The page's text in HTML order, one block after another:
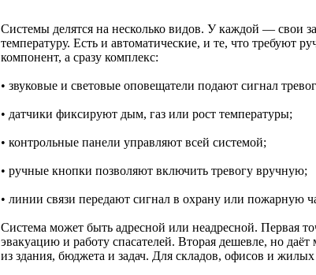
Системы делятся на несколько видов. У каждой — свои
температуру. Есть и автоматические, и те, что требуют
компонент, а сразу комплекс:
• звуковые и световые оповещатели подают сигнал
• датчики фиксируют дым, газ или рост температуры;
• контрольные панели управляют всей системой;
• ручные кнопки позволяют включить тревогу вручную;
• линии связи передают сигнал в охрану или пожарную
Система может быть адресной или неадресной. Первая
эвакуацию и работу спасателей. Вторая дешевле, но
из здания, бюджета и задач. Для складов, офисов и